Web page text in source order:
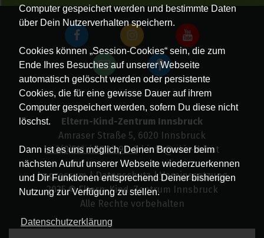
Computer gespeichert werden und bestimmte Daten
über Dein Nutzerverhalten speichern.
Cookies können „Session-Cookies“ sein, die zum
Ende Ihres Besuches auf unserer Webseite
automatisch gelöscht werden oder persistente
Cookies, die für eine gewisse Dauer auf ihrem
Computer gespeichert werden, sofern Du diese nicht
löschst.
Dann ist es uns möglich, Deinen Browser beim
nächsten Aufruf unserer Webseite wiederzuerkennen
und Dir Funktionen entsprechend Deiner bisherigen
Nutzung zur Verfügung zu stellen.
Datenschutzerklärung
Eltern-Kind-Zentrum Innsbruck
Amraser Straße 5, 6020 Innsbruck
+43(0)512 / 58 19 97-0| info@ekiz-ibk.at
Impressum|Datenschutz|Vereinssatzung
2025 © Eltern-Kind-Zentrum Innsbruck
Alle Rechte vorbehalten